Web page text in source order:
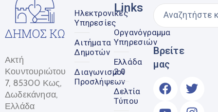
Ακτή
Κουντουριώτου
7, 85300 Κως,
Δωδεκάνησα,
Ελλάδα
Ηλεκτρονικές
Υπηρεσίες
Αιτήματα
Δημοτών
Διαγωνισμοί
Προσλήψεων
Links
Οργανόγραμμα
Υπηρεσιών
Ελλάδα
2.0
Δελτία
Τύπου
Βρείτε
μας